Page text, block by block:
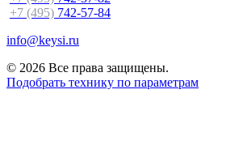
+7 (495) 742-57-84
info@keysi.ru
© 2026 Все права защищены.
Подобрать технику по параметрам